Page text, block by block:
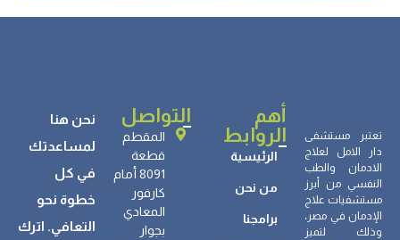
تعتبر مستشفى
دار الامل لعلاج
الادمان والطب
النفسي من أبرز
مستشفيات علاج
الإدمان في مصر،
وذلك لتميز
أهم
الروابط
الرئيسية
من نحن
برامجنا
التواصل
المقطم
قطعة
8091 أمام
كارفور
المعادي
بجوار
نحن هنا
لمساعدتك
في كل
خطوة نحو
التعافي. اترك